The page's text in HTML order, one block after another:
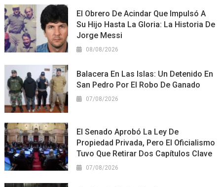
El Obrero De Acindar Que Impulsó A
Su Hijo Hasta La Gloria: La Historia De
Jorge Messi
08/08/2026
Balacera En Las Islas: Un Detenido En
San Pedro Por El Robo De Ganado
07/08/2026
El Senado Aprobó La Ley De
Propiedad Privada, Pero El Oficialismo
Tuvo Que Retirar Dos Capítulos Clave
07/08/2026